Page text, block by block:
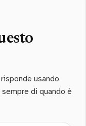
usando
di quando è